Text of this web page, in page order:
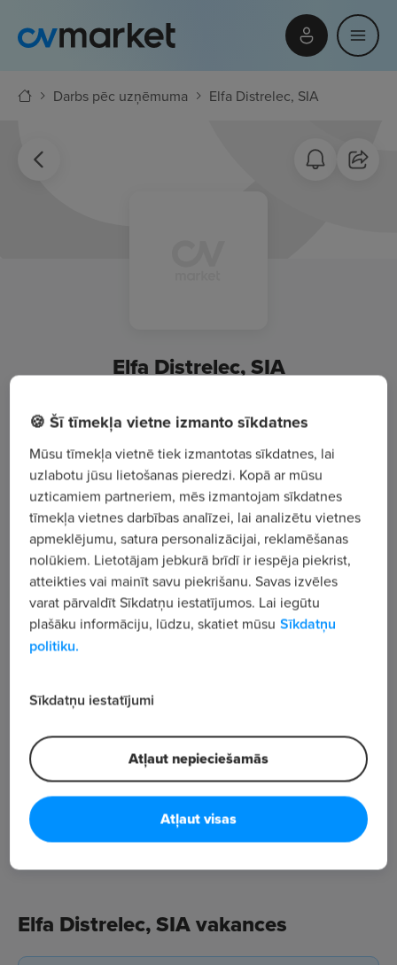
Darbs pēc uzņēmuma Elfa Distrelec, SIA
Elfa Distrelec, SIA
Krišjāņa Valdemāra iela 62, Rīga
Apskatīt visus sludinājumus
Uzņēmuma apraksts
2 133
Skatījumu skaits
Elfa Distrelec, SIA vakances
🍪 Šī tīmekļa vietne izmanto sīkdatnes
Mūsu tīmekļa vietnē tiek izmantotas sīkdatnes, lai
uzlabotu jūsu lietošanas pieredzi. Kopā ar mūsu
uzticamiem partneriem, mēs izmantojam sīkdatnes
tīmekļa vietnes darbības analīzei, lai analizētu vietnes
apmeklējumu, satura personalizācijai, reklamēšanas
nolūkiem. Lietotājam jebkurā brīdī ir iespēja piekrist,
atteikties vai mainīt savu piekrišanu. Savas izvēles
varat pārvaldīt Sīkdatņu iestatījumos. Lai iegūtu
plašāku informāciju, lūdzu, skatiet mūsu Sīkdatņu
politiku.
Sīkdatņu iestatījumi
Atļaut nepieciešamās
Atļaut visas